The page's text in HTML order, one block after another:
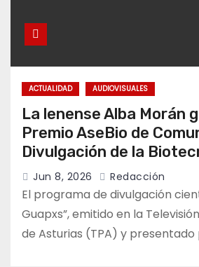
ACTUALIDAD AUDIOVISUALES
La lenense Alba Morán
Premio AseBio de
Divulgación de la
Jun 8, 2026 Redacción
El programa de divulgación
Guapxs”, emitido en la
de Asturias (TPA) y presentado